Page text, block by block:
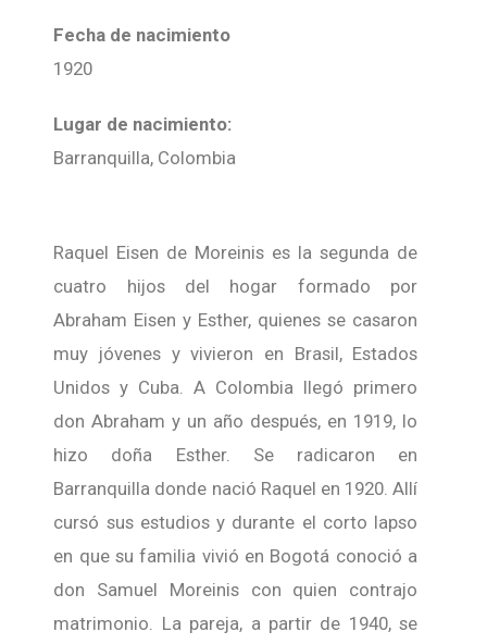
Fecha de nacimiento
1920
Lugar de nacimiento:
Barranquilla, Colombia
Raquel Eisen de Moreinis es la segunda de
cuatro hijos del hogar formado por
Abraham Eisen y Esther, quienes se casaron
muy jóvenes y vivieron en Brasil, Estados
Unidos y Cuba. A Colombia llegó primero
don Abraham y un año después, en 1919, lo
hizo doña Esther. Se radicaron en
Barranquilla donde nació Raquel en 1920. Allí
cursó sus estudios y durante el corto lapso
en que su familia vivió en Bogotá conoció a
don Samuel Moreinis con quien contrajo
matrimonio. La pareja, a partir de 1940, se